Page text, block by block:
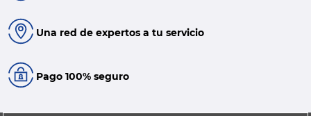
Una red de expertos a tu servicio
Pago 100% seguro